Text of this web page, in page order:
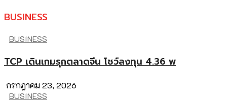
BUSINESS
BUSINESS
TCP เดินเกมรุกตลาดจีน โชว์ลงทุน 4.36 พ
กรกฎาคม 23, 2026
BUSINESS